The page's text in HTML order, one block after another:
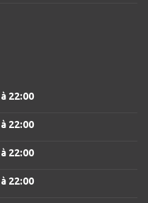
à 22:00
à 22:00
à 22:00
à 22:00